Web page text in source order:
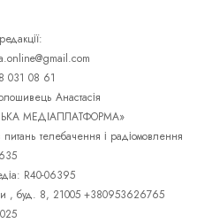
031 08 61
Анастасія
МЕДІАПЛАТФОРМА»
телебачення і радіомовлення
R40-06395
, буд. 8, 21005 +380953626765